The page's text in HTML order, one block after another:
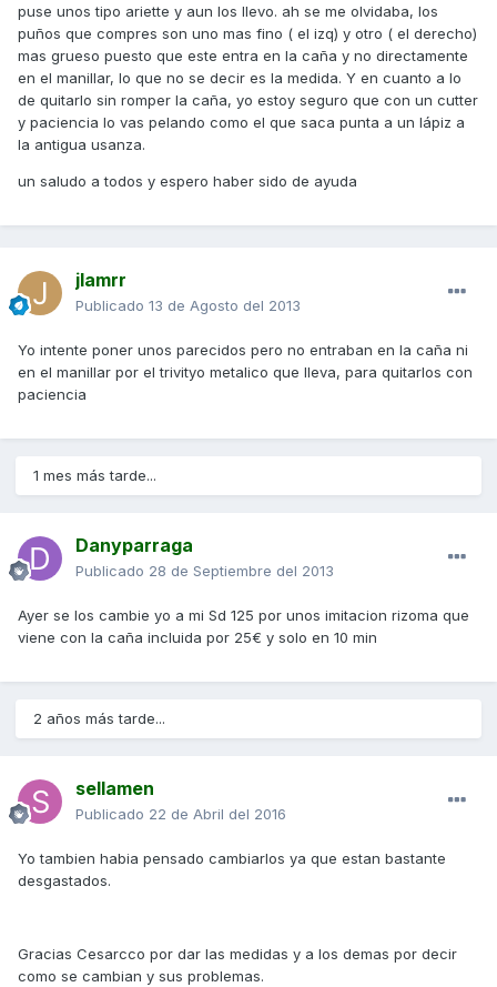
puse unos tipo ariette y aun los llevo. ah se me olvidaba, los
puños que compres son uno mas fino ( el izq) y otro ( el derecho)
mas grueso puesto que este entra en la caña y no directamente
en el manillar, lo que no se decir es la medida. Y en cuanto a lo
de quitarlo sin romper la caña, yo estoy seguro que con un cutter
y paciencia lo vas pelando como el que saca punta a un lápiz a
la antigua usanza.
un saludo a todos y espero haber sido de ayuda
jlamrr
Publicado 13 de Agosto del 2013
Yo intente poner unos parecidos pero no entraban en la caña ni
en el manillar por el trivityo metalico que lleva, para quitarlos con
paciencia
1 mes más tarde...
Danyparraga
Publicado 28 de Septiembre del 2013
Ayer se los cambie yo a mi Sd 125 por unos imitacion rizoma que
viene con la caña incluida por 25€ y solo en 10 min
2 años más tarde...
sellamen
Publicado 22 de Abril del 2016
Yo tambien habia pensado cambiarlos ya que estan bastante
desgastados.
Gracias Cesarcco por dar las medidas y a los demas por decir
como se cambian y sus problemas.